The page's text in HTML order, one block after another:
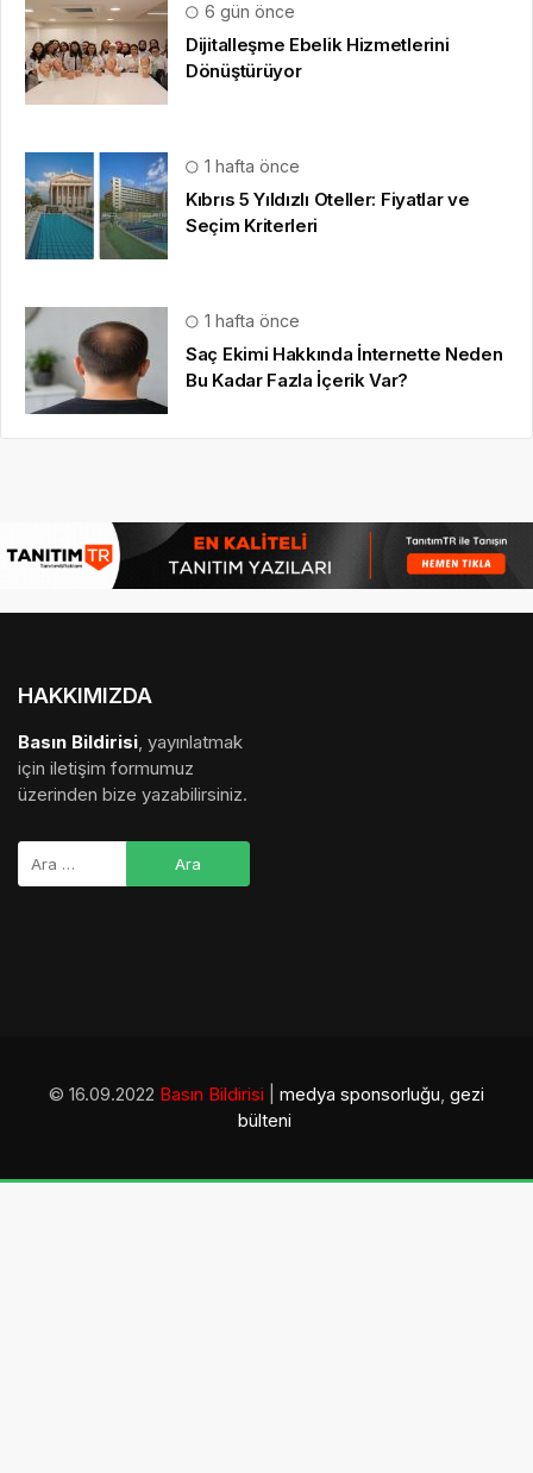
6 gün önce
Dijitalleşme Ebelik Hizmetlerini
Dönüştürüyor
1 hafta önce
Kıbrıs 5 Yıldızlı Oteller: Fiyatlar ve
Seçim Kriterleri
1 hafta önce
Saç Ekimi Hakkında İnternette Neden
Bu Kadar Fazla İçerik Var?
HAKKIMIZDA
Basın Bildirisi , yayınlatmak
için iletişim formumuz
üzerinden bize yazabilirsiniz.
© 16.09.2022 Basın Bildirisi medya sponsorluğu gezi
bülteni